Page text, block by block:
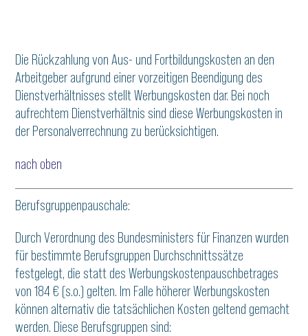
Die Rückzahlung von Aus- und Fortbildungskosten an den
Arbeitgeber aufgrund einer vorzeitigen Beendigung des
Dienstverhältnisses stellt Werbungskosten dar. Bei noch
aufrechtem Dienstverhältnis sind diese Werbungskosten in
der Personalverrechnung zu berücksichtigen.
nach oben
Berufsgruppenpauschale:
Durch Verordnung des Bundesministers für Finanzen wurden
für bestimmte Berufsgruppen Durchschnittssätze
festgelegt, die statt des Werbungskostenpauschbetrages
von 184 € (s.o.) gelten. Im Falle höherer Werbungskosten
können alternativ die tatsächlichen Kosten geltend gemacht
werden. Diese Berufsgruppen sind: